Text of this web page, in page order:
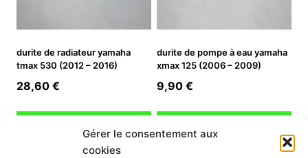
Gérer le consentement aux
cookies
durite de radiateur yamaha
tmax 530 (2012 – 2016)
28,60 €
durite de pompe à eau yamaha
xmax 125 (2006 – 2009)
9,90 €